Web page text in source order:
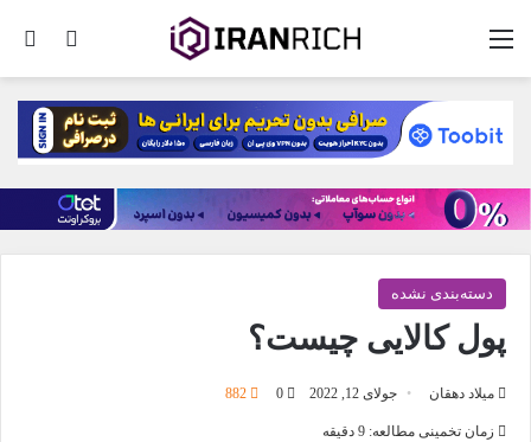
تغییر منو
دسته‌بندی نشده
پول کالایی چیست؟
میلاد دهقان جولای 12, 2022 0
882
زمان تخمینی مطالعه: 9 دقیقه